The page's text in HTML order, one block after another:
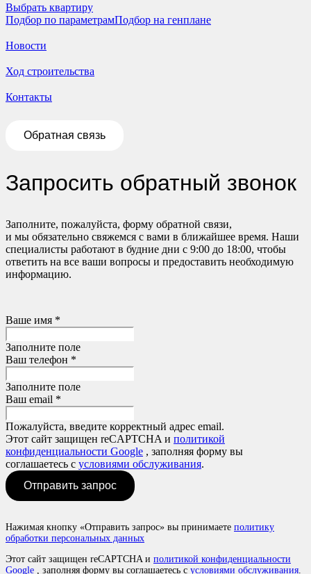
Выбрать квартиру
Подбор по параметрамПодбор на генплане
Новости
Ход строительства
Контакты
Обратная связь
Запросить обратный звонок
Заполните, пожалуйста, форму обратной связи,
и мы обязательно свяжемся с вами в ближайшее время. Наши
специалисты работают в будние дни с 9:00 до 18:00, чтобы
ответить на все ваши вопросы и предоставить необходимую
информацию.
Ваше имя *
Заполните поле
Ваш телефон *
Заполните поле
Ваш email *
Пожалуйста, введите корректный адрес email.
Этот сайт защищен reCAPTCHA и политикой
конфиденциальности Google , заполняя форму вы
соглашаетесь с условиями обслуживания.
Отправить запрос
Нажимая кнопку «Отправить запрос» вы принимаете политику
обработки персональных данных
Этот сайт защищен reCAPTCHA и политикой конфиденциальности
Google , заполняя форму вы соглашаетесь с условиями обслуживания